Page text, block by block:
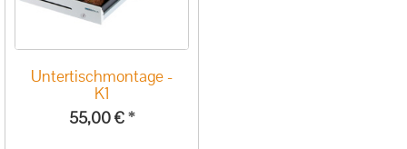
Untertischmontage -
K1
55,00 €*